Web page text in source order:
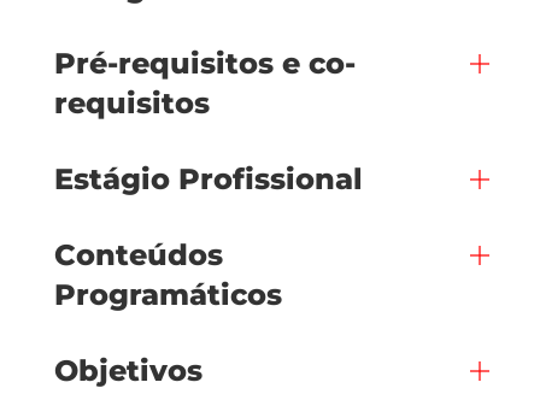
Pré-requisitos e co-
requisitos
Estágio Profissional
Conteúdos
Programáticos
Objetivos